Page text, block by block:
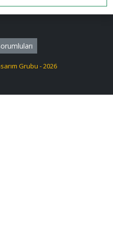
Grubu - 2026